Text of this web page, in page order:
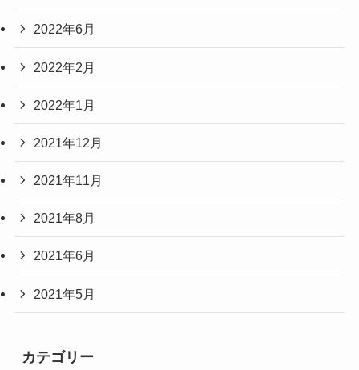
2022年6月
2022年2月
2022年1月
2021年12月
2021年11月
2021年8月
2021年6月
2021年5月
カテゴリー